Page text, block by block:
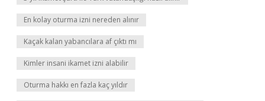
En kolay oturma izni nereden alınır
Kaçak kalan yabancılara af çıktı mı
Kimler insani ikamet izni alabilir
Oturma hakkı en fazla kaç yıldır